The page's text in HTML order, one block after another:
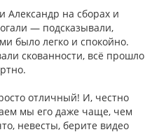
Александр на сборах и
— подсказывали,
было легко и спокойно.
скованности, всё прошло
отличный! И, честно
мы его даже чаще, чем
невесты, берите видео